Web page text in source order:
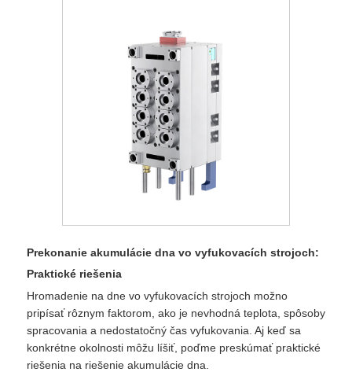
Prekonanie akumulácie dna vo vyfukovacích strojoch:
Praktické riešenia
Hromadenie na dne vo vyfukovacích strojoch možno
pripísať rôznym faktorom, ako je nevhodná teplota, spôsoby
spracovania a nedostatočný čas vyfukovania. Aj keď sa
konkrétne okolnosti môžu líšiť, poďme preskúmať praktické
riešenia na riešenie akumulácie dna.